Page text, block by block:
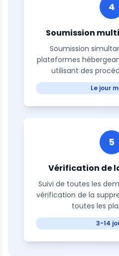
4
Soumission
Soumission
plateformes
utilisant des
Le jour
5
Vérification de
Suivi de toutes les
vérification de la
toutes les
3-14